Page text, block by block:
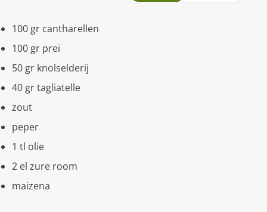
100 gr cantharellen
100 gr prei
50 gr knolselderij
40 gr tagliatelle
zout
peper
1 tl olie
2 el zure room
maizena